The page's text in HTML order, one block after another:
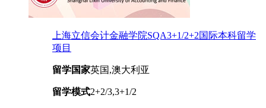
上海立信会计金融学院SQA3+1/2+2国际本科留学
项目
留学国家英国,澳大利亚
留学模式2+2/3,3+1/2